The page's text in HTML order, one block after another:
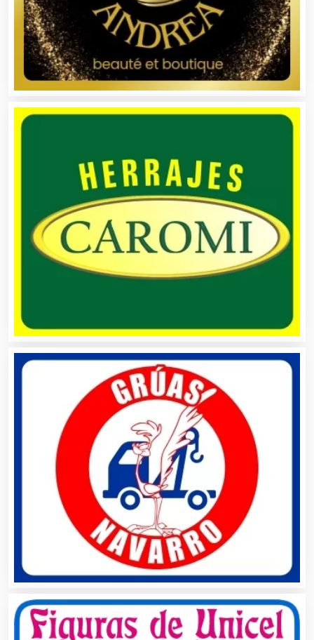
Artículos de Oficina
Artículos Importados
Artículos para el Hogar
Artículos Personales
Artículos Publicitarios
Aseguradoras
Asesores Técnicos
Asesoría Fiscal
Asilos